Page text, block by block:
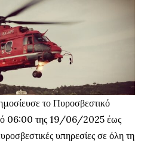
το Πυροσβεστικό
06:00 της 19/06/2025 έως
υπηρεσίες σε όλη τη